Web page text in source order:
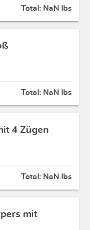
Total: NaN lbs
Total: NaN lbs
4 Zügen
Total: NaN lbs
mit